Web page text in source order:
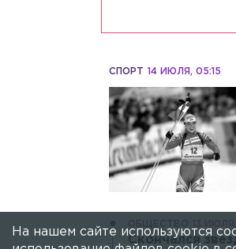
СПОРТ 14 ИЮЛЯ, 05:15
Скончался
На нашем сайте используются